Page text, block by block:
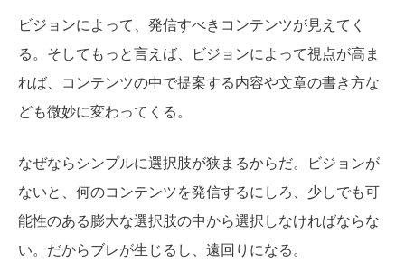
ビジョンによって、発信すべきコンテンツが見えてく
る。そしてもっと言えば、ビジョンによって視点が高ま
れば、コンテンツの中で提案する内容や文章の書き方な
ども微妙に変わってくる。
なぜならシンプルに選択肢が狭まるからだ。ビジョンが
ないと、何のコンテンツを発信するにしろ、少しでも可
能性のある膨大な選択肢の中から選択しなければならな
い。だからブレが生じるし、遠回りになる。